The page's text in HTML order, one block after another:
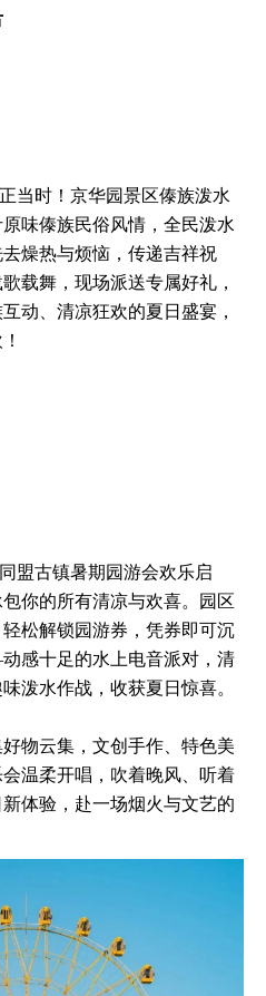
当时！京华园景区傣族泼水
味傣族民俗风情，全民泼水
燥热与烦恼，传递吉祥祝
载舞，现场派送专属好礼，
动、清凉狂欢的夏日盛宴，
盟古镇暑期园游会欢乐启
你的所有清凉与欢喜。园区
松解锁园游券，凭券即可沉
感十足的水上电音派对，清
泼水作战，收获夏日惊喜。
物云集，文创手作、特色美
温柔开唱，吹着晚风、听着
体验，赴一场烟火与文艺的